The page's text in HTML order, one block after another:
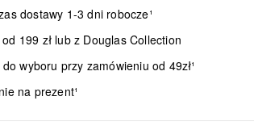
dostawy 1-3 dni robocze¹
199 zł lub z Douglas Collection
wyboru przy zamówieniu od 49zł¹
na prezent¹